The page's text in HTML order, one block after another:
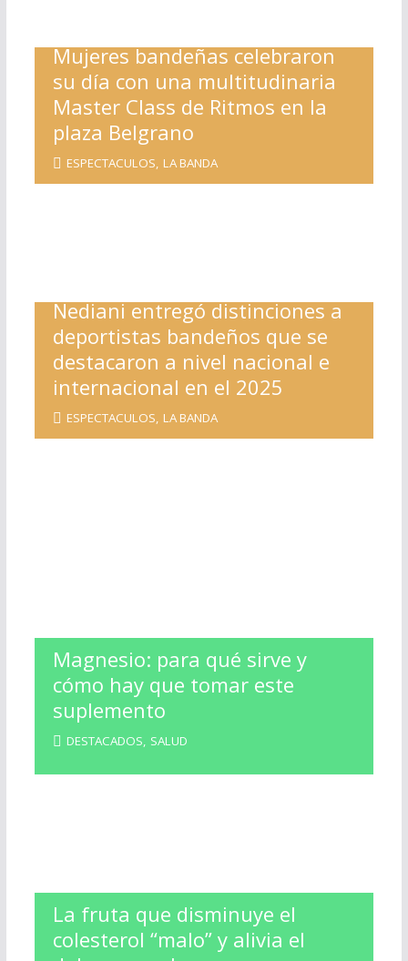
Mujeres bandeñas celebraron
su día con una multitudinaria
Master Class de Ritmos en la
plaza Belgrano
ESPECTACULOS, LA BANDA
Nediani entregó distinciones a
deportistas bandeños que se
destacaron a nivel nacional e
internacional en el 2025
ESPECTACULOS, LA BANDA
Magnesio: para qué sirve y
cómo hay que tomar este
suplemento
DESTACADOS, SALUD
La fruta que disminuye el
colesterol “malo” y alivia el